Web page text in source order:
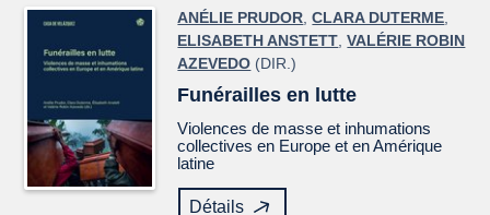
ANÉLIE PRUDOR ,CLARA DUTERME
ELISABETH ANSTETT ,VALÉRIE ROBIN
AZEVEDO (DIR.)
Funérailles en lutte
Violences de masse et inhumations
collectives en Europe et en Amérique
latine
Détails